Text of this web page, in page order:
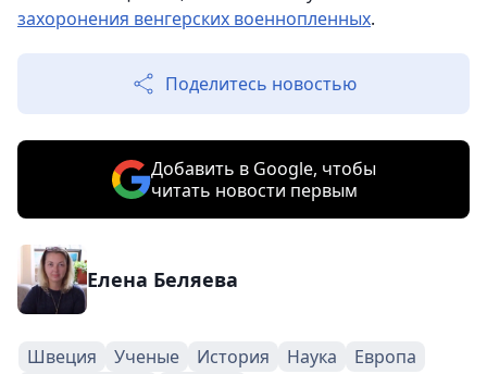
захоронения венгерских военнопленных.
Поделитесь новостью
Добавить в Google, чтобы
читать новости первым
Елена Беляева
Швеция Ученые История Наука
Европа